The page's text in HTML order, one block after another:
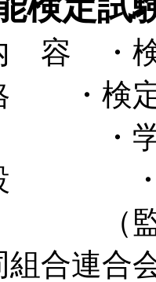
容 ・
・検定
学科
・協
監修
組合連合